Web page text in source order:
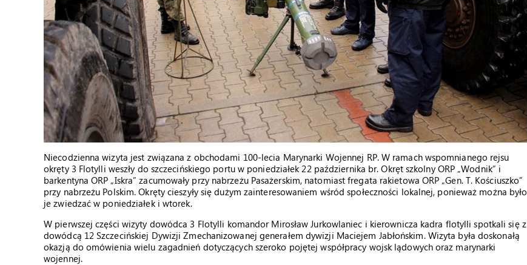
Niecodzienna wizyta jest związana z obchodami 100-lecia Marynarki Wojennej RP. W ramach wspomnianego rejsu
okręty 3 Flotylli weszły do szczecińskiego portu w poniedziałek 22 października br. Okręt szkolny ORP „Wodnik” i
barkentyna ORP „Iskra” zacumowały przy nabrzeżu Pasażerskim, natomiast fregata rakietowa ORP „Gen. T. Kościuszko”
przy nabrzeżu Polskim. Okręty cieszyły się dużym zainteresowaniem wśród społeczności lokalnej, ponieważ można było
je zwiedzać w poniedziałek i wtorek.
W pierwszej części wizyty dowódca 3 Flotylli komandor Mirosław Jurkowlaniec i kierownicza kadra flotylli spotkali się z
dowódcą 12 Szczecińskiej Dywizji Zmechanizowanej generałem dywizji Maciejem Jabłońskim. Wizyta była doskonałą
okazją do omówienia wielu zagadnień dotyczących szeroko pojętej współpracy wojsk lądowych oraz marynarki
wojennej.